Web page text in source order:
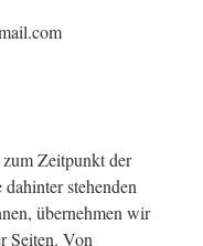
Zeitpunkt der
stehenden
übernehmen wir
Seiten. Von